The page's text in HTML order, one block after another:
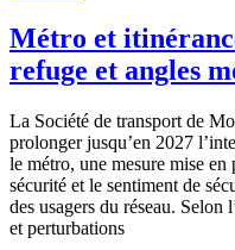
Métro et
refuge et angles
La Société de transport de
prolonger jusqu’en 2027
le métro, une mesure mise
sécurité et le sentiment de
des usagers du réseau.
et perturbations